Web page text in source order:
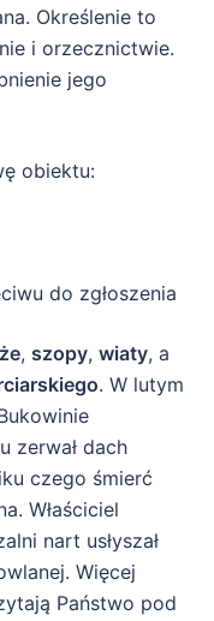
Określenie to
i orzecznictwie.
jego
obiektu:
do zgłoszenia
, szopy, wiaty, a
. W lutym
zerwał dach
czego śmierć
Właściciel
nart usłyszał
Więcej
Państwo pod